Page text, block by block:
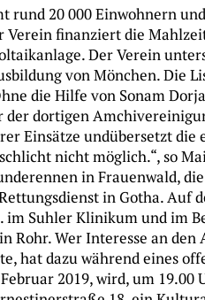
rund 20 000 Einwohnern
Verein finanziert die
Der Verein
von Mönchen. Die
die Hilfe von Sonam
dortigen
Einsätze undübersetzt die
nicht möglich.“, so
in Frauenwald,
in Gotha. Auf
im Suhler Klinikum und im
Rohr. Wer Interesse an
hat dazu während eines
2019, wird, um